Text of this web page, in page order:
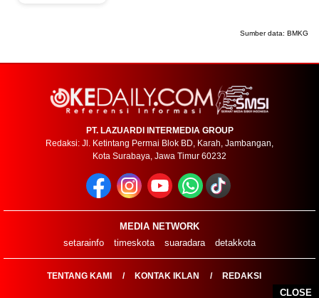
CLOSE
Sumber data: BMKG
PT. LAZUARDI INTERMEDIA GROUP
Redaksi: Jl. Ketintang Permai Blok BD, Karah, Jambangan,
Kota Surabaya, Jawa Timur 60232
MEDIA NETWORK
setarainfo
timeskota suaradara detakkota
TENTANG KAMI KONTAK IKLAN REDAKSI